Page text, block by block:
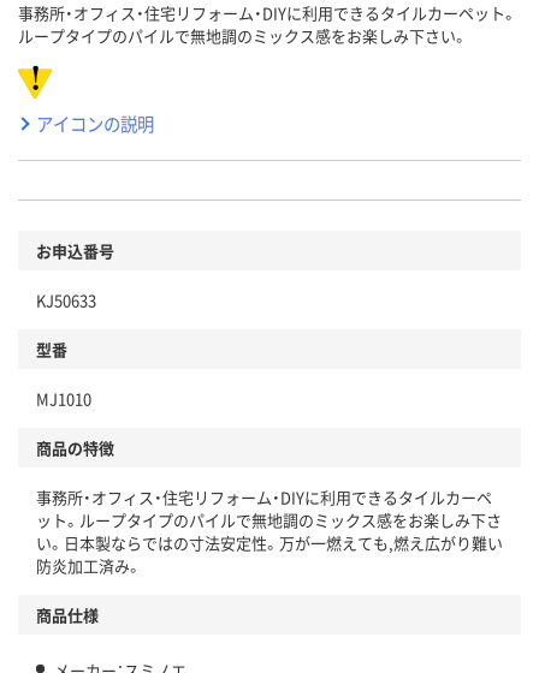
事務所・オフィス・住宅リフォーム・DIYに利用できるタイルカーペット。
ループタイプのパイルで無地調のミックス感をお楽しみ下さい。
アイコンの説明
お申込番号
KJ50633
型番
MJ1010
商品の特徴
事務所・オフィス・住宅リフォーム・DIYに利用できるタイルカーペ
ット。ループタイプのパイルで無地調のミックス感をお楽しみ下さ
い。日本製ならではの寸法安定性。万が一燃えても,燃え広がり難い
防炎加工済み。
商品仕様